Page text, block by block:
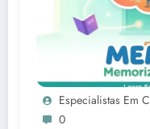
Especialistas Em
0